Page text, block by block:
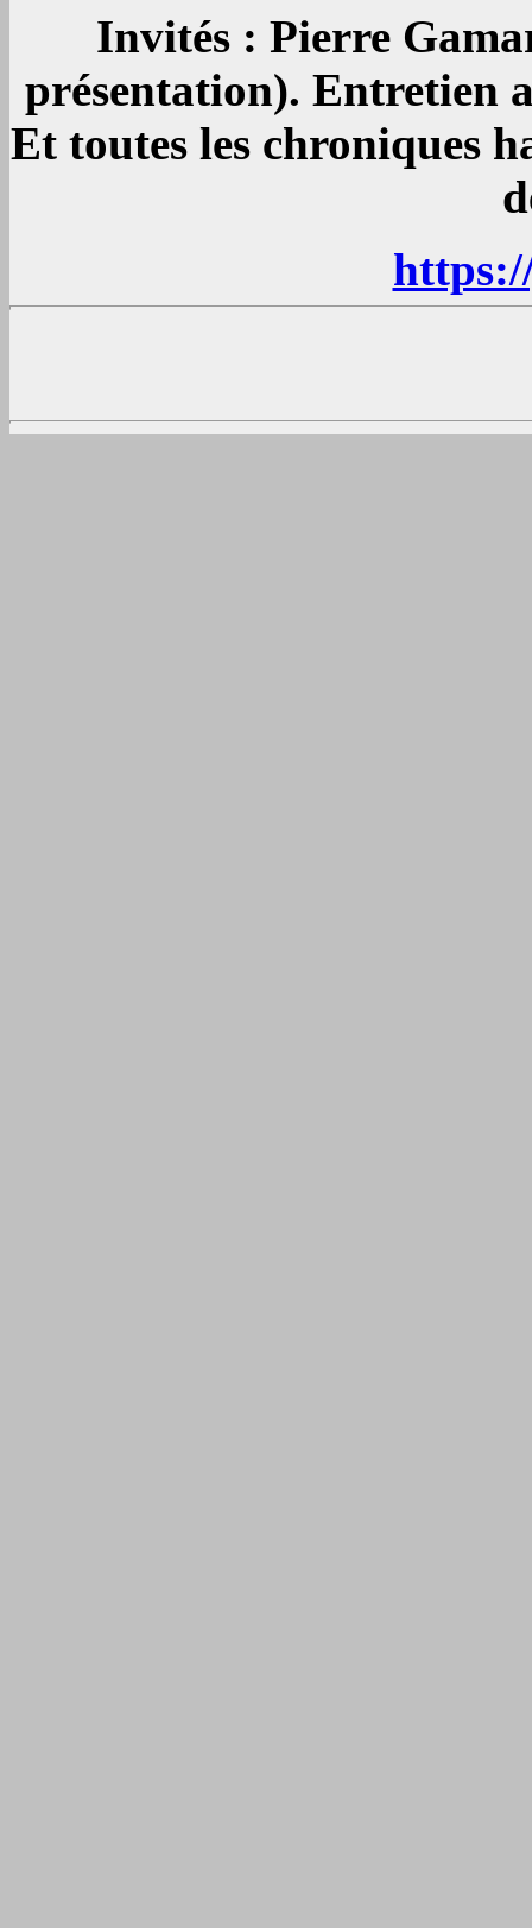
Invités : Pierre
présentation). Entretien
Et toutes les chroniques